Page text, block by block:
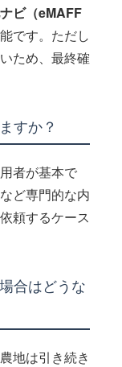
ビ（eMAFF
です。ただし
ため、最終確
すか？
者が基本で
ど専門的な内
頼するケース
合はどうな
地は引き続き